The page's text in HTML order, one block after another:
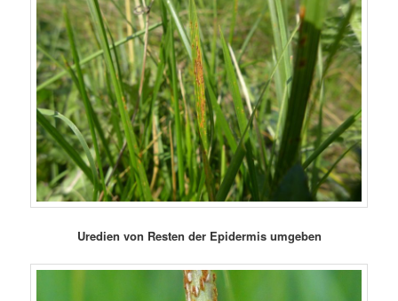
Uredien von Resten der Epidermis umgeben